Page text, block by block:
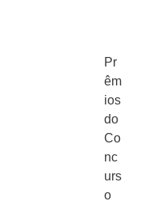
Pr
êm
ios
do
Co
nc
urs
o